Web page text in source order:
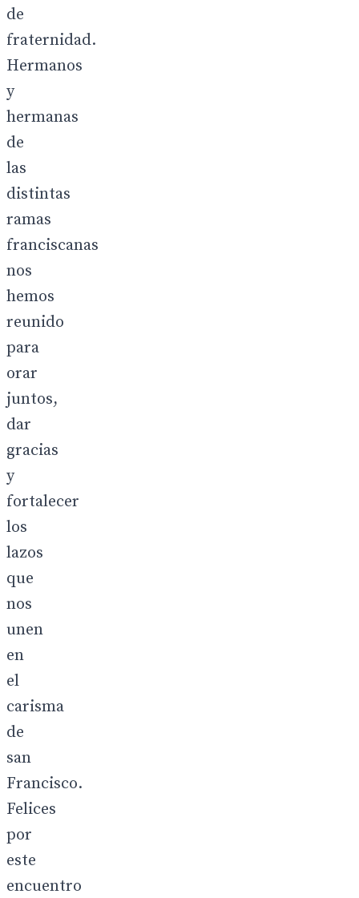
de
fraternidad.
Hermanos
y
hermanas
de
las
distintas
ramas
franciscanas
nos
hemos
reunido
para
orar
juntos,
dar
gracias
y
fortalecer
los
lazos
que
nos
unen
en
el
carisma
de
san
Francisco.
Felices
por
este
encuentro